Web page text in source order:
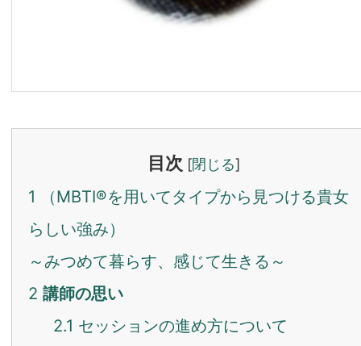
目次 [閉じる]
1 （MBTI®を用いてタイプから見つける貴女
らしい強み）
～みつめて暮らす、感じて生きる～
2 講師の思い
2.1 セッションの進め方について